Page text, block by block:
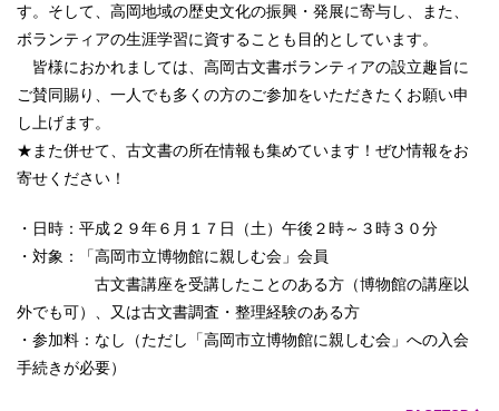
す。そして、高岡地域の歴史文化の振興・発展に寄与し、また、
ボランティアの生涯学習に資することも目的としています。
皆様におかれましては、高岡古文書ボランティアの設立趣旨に
ご賛同賜り、一人でも多くの方のご参加をいただきたくお願い申
し上げます。
★また併せて、古文書の所在情報も集めています！ぜひ情報をお
寄せください！
・日時：平成２９年６月１７日（土）午後２時～３時３０分
・対象：「高岡市立博物館に親しむ会」会員
古文書講座を受講したことのある方（博物館の講座以
外でも可）、又は古文書調査・整理経験のある方
・参加料：なし（ただし「高岡市立博物館に親しむ会」への入会
手続きが必要）